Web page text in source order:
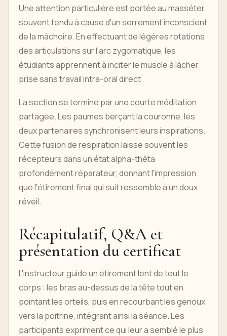
Une attention particulière est portée au masséter,
souvent tendu à cause d'un serrement inconscient
de la mâchoire. En effectuant de légères rotations
des articulations sur l’arc zygomatique, les
étudiants apprennent à inciter le muscle à lâcher
prise sans travail intra-oral direct.
La section se termine par une courte méditation
partagée. Les paumes berçant la couronne, les
deux partenaires synchronisent leurs inspirations.
Cette fusion de respiration laisse souvent les
récepteurs dans un état alpha-thêta
profondément réparateur, donnant l'impression
que l'étirement final qui suit ressemble à un doux
réveil.
Récapitulatif, Q&A et
présentation du certificat
L'instructeur guide un étirement lent de tout le
corps : les bras au-dessus de la tête tout en
pointant les orteils, puis en recourbant les genoux
vers la poitrine, intégrant ainsi la séance. Les
participants expriment ce qui leur a semblé le plus